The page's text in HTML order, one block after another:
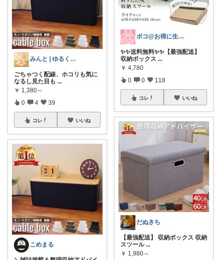
みんと | ゆるく整える暮らし🌱
ごちゃつく配線、ホコリも気に
なるし見た目も ...
￥ 1,380～
0 4 39
コレ いいね
こめまる
ポコ@お得に生活用品探し
✨✨送料無料✨✨【最強配送】
収納ボックス ...
￥ 4,780
0 0 118
コレ いいね
だぬきち
【最強配送】 収納ボックス 収納
スツール...
￥ 1,980～